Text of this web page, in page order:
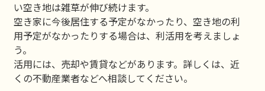
い空き地は雑草が伸び続けます。
空き家に今後居住する予定がなかったり、空き地の利
用予定がなかったりする場合は、利活用を考えましょ
う。
活用には、売却や賃貸などがあります。詳しくは、近
くの不動産業者などへ相談してください。